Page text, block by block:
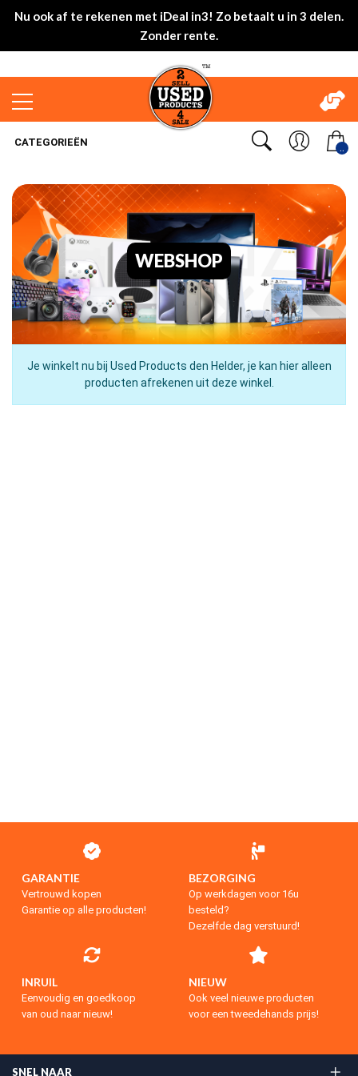
Nu ook af te rekenen met iDeal in3! Zo betaalt u in 3 delen.
Zonder rente.
..
CATEGORIEËN
WEBSHOP
Je winkelt nu bij Used Products den Helder, je kan hier alleen
producten afrekenen uit deze winkel.
GARANTIE
Vertrouwd kopen
Garantie op alle producten!
BEZORGING
Op werkdagen voor 16u
besteld?
Dezelfde dag verstuurd!
INRUIL
Eenvoudig en goedkoop
van oud naar nieuw!
NIEUW
Ook veel nieuwe producten
voor een tweedehands prijs!
SNEL NAAR